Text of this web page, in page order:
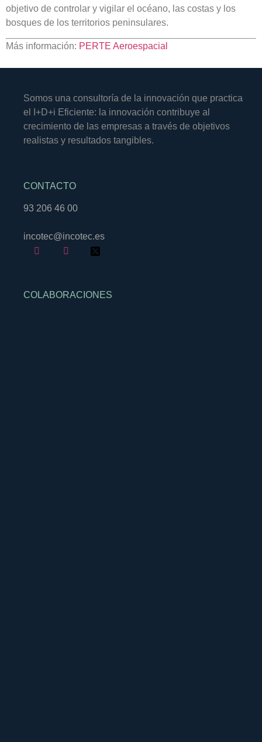
objetivo de controlar y vigilar el océano, las costas y los
bosques de los territorios peninsulares.
Más información: PERTE Aeroespacial
Somos una consultoría de la innovación que practica
el I+D+i Eficiente: la innovación contribuye al
crecimiento de las empresas a través de objetivos
realistas y resultados tangibles.
CONTACTO
93 206 46 00
incotec@incotec.es
COLABORACIONES